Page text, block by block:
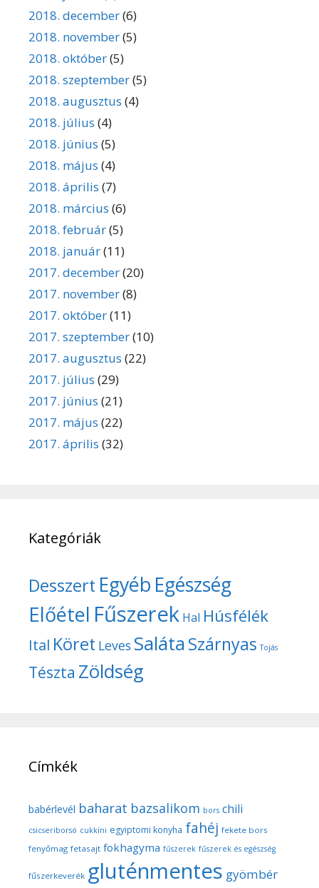
2018. december(6)
2018. november(5)
2018. október(5)
2018. szeptember(5)
2018. augusztus (4)
2018. július (4)
2018. június (5)
2018. május (4)
2018. április (7)
2018. március (6)
2018. február(5)
2018. január(11)
2017. december(20)
2017. november(8)
2017. október(11)
2017. szeptember(10)
2017. augusztus (22)
2017. július (29)
2017. június (21)
2017. május (22)
2017. április (32)
Kategóriák
Desszert Egyéb Egészség
Előétel Fűszerek Hal Húsfélék
Ital Köret Leves SalátaSzárnyas Tojás
Tészta Zöldség
Címkék
babérlevél baharat bazsalikom bors chili
csicseriborsó cukkíni egyiptomi konyha fahéj fekete bors
fenyőmag fetasajt fokhagyma fűszerek fűszerek és egészség
fűszerkeverék gluténmentes gyömbér